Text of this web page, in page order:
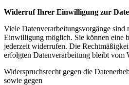
Widerruf Ihrer Einwilligung zur
Viele Datenverarbeitungsvorgänge sind
Einwilligung möglich. Sie können eine
jederzeit widerrufen. Die
erfolgten Datenverarbeitung bleibt vom
Widerspruchsrecht gegen die
sowie gegen